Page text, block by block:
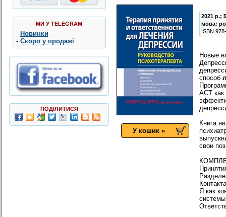
МИ У TELEGRAM
- Новинки
- Скоро у продажі
ПОДІЛИТИСЯ
У кошик »
2021 р.;
мова:
ISBN
Новые
способ
ACT
Книга
свои
Я как